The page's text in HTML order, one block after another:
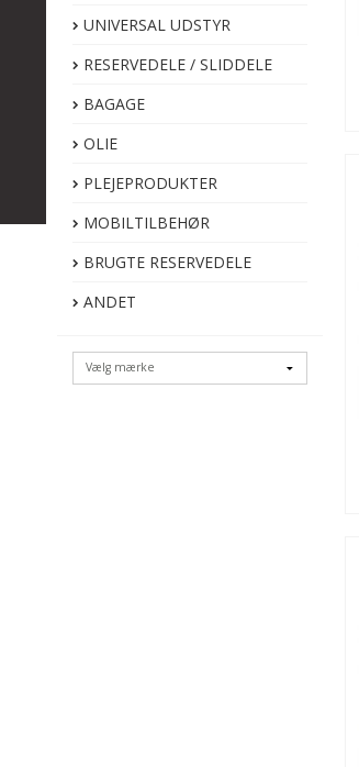
UNIVERSAL UDSTYR
RESERVEDELE / SLIDDELE
BAGAGE
OLIE
PLEJEPRODUKTER
MOBILTILBEHØR
BRUGTE RESERVEDELE
ANDET